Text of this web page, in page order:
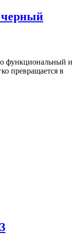
функциональный и
превращается в